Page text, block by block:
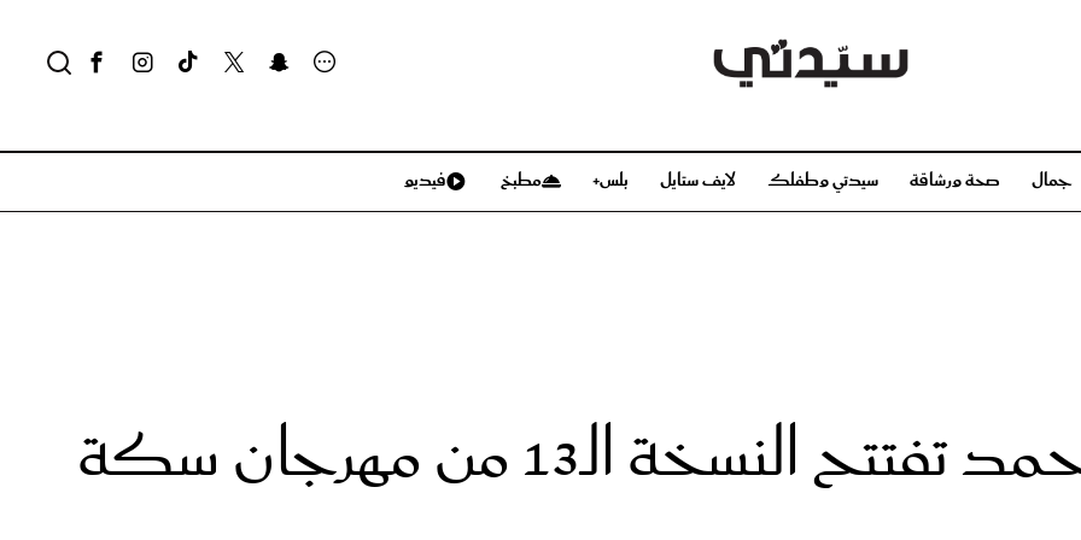
جمال صحة ورشاقة سيدتي وطفلك لايف ستايل بلس+ مطبخ فيديو
الشيخة لطيفة بنت محمد تفتتح النسخة الـ13 من مهرجان سكة
صحة ورشاقة سيدتي وطفلك لايف ستايل
مجلة سيدتي
مناسبات X سيدتي